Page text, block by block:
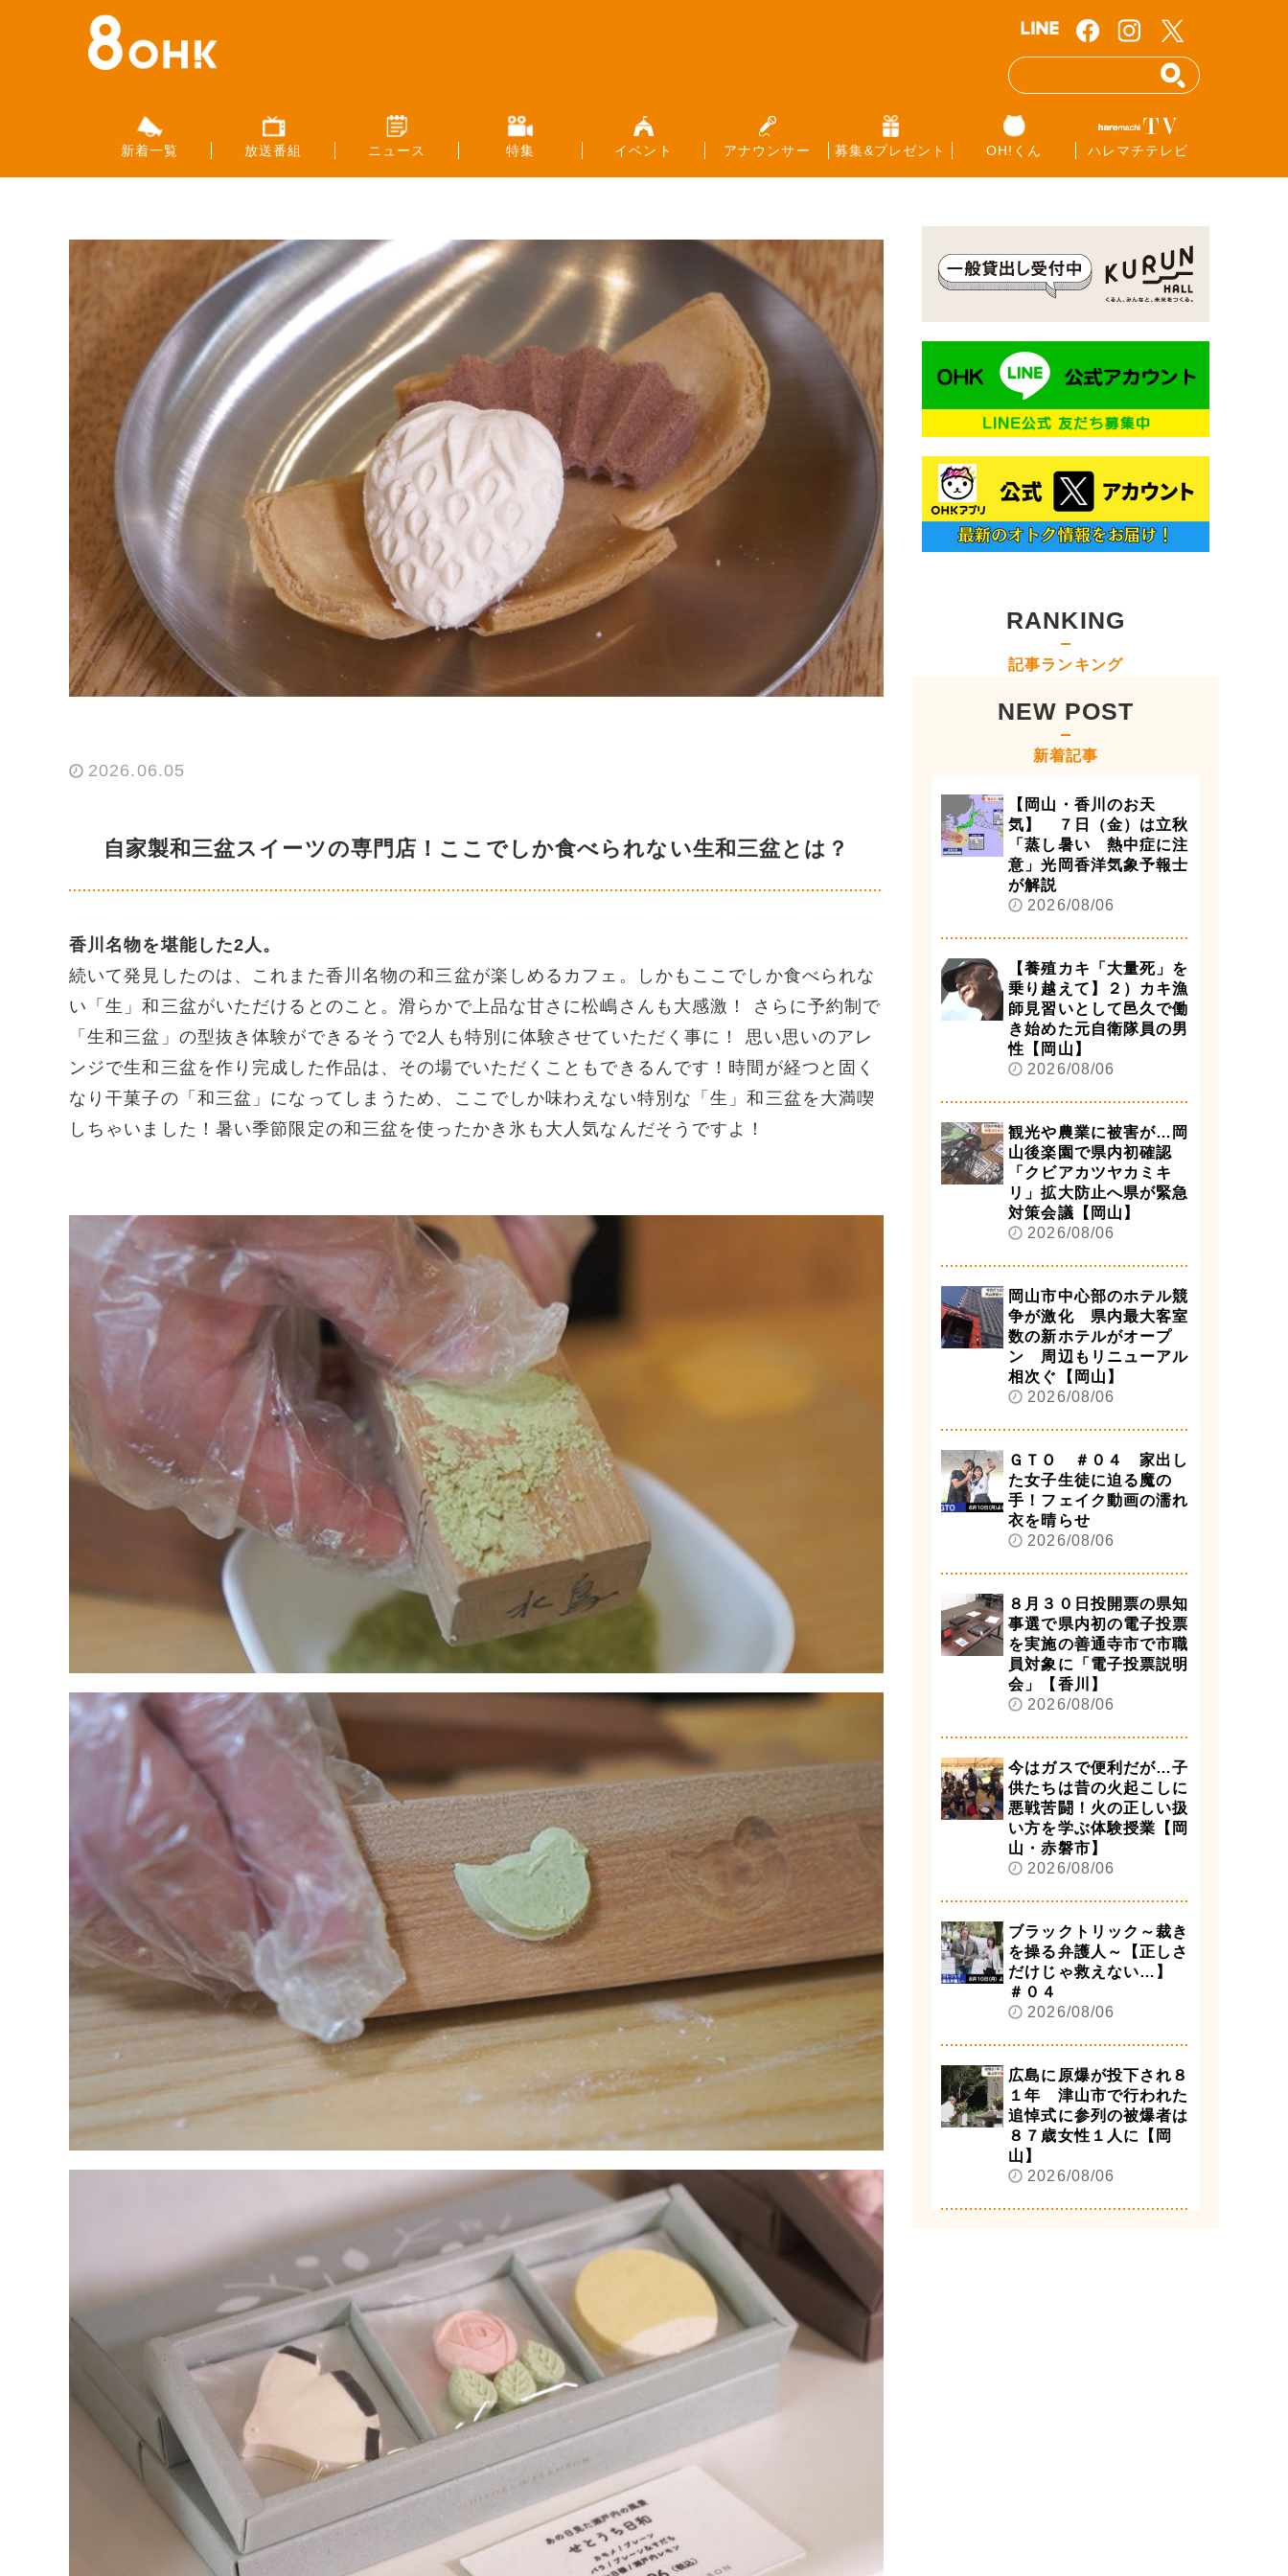
新着一覧 放送番組 ニュース 特集 イベント アナウンサー 募集&プレゼント OH!くん ハレマチテレビ
2026.06.05
自家製和三盆スイーツの専門店！ここでしか食べられない生和三盆とは？
香川名物を堪能した2人。
続いて発見したのは、これまた香川名物の和三盆が楽しめるカフェ。しかもここでしか食べられな
い「生」和三盆がいただけるとのこと。滑らかで上品な甘さに松嶋さんも大感激！ さらに予約制で
「生和三盆」の型抜き体験ができるそうで2人も特別に体験させていただく事に！ 思い思いのアレ
ンジで生和三盆を作り完成した作品は、その場でいただくこともできるんです！時間が経つと固く
なり干菓子の「和三盆」になってしまうため、ここでしか味わえない特別な「生」和三盆を大満喫
しちゃいました！暑い季節限定の和三盆を使ったかき氷も大人気なんだそうですよ！
RANKING
記事ランキング
NEW POST
新着記事
【岡山・香川のお天
気】 ７日（金）は立秋
「蒸し暑い 熱中症に注
意」光岡香洋気象予報士
が解説
2026/08/06
【養殖カキ「大量死」を
乗り越えて】２）カキ漁
師見習いとして邑久で働
き始めた元自衛隊員の男
性【岡山】
2026/08/06
観光や農業に被害が…岡
山後楽園で県内初確認
「クビアカツヤカミキ
リ」拡大防止へ県が緊急
対策会議【岡山】
2026/08/06
岡山市中心部のホテル競
争が激化 県内最大客室
数の新ホテルがオープ
ン 周辺もリニューアル
相次ぐ【岡山】
2026/08/06
ＧＴＯ ＃０４ 家出し
た女子生徒に迫る魔の
手！フェイク動画の濡れ
衣を晴らせ
2026/08/06
８月３０日投開票の県知
事選で県内初の電子投票
を実施の善通寺市で市職
員対象に「電子投票説明
会」【香川】
2026/08/06
今はガスで便利だが…子
供たちは昔の火起こしに
悪戦苦闘！火の正しい扱
い方を学ぶ体験授業【岡
山・赤磐市】
2026/08/06
ブラックトリック～裁き
を操る弁護人～【正しさ
だけじゃ救えない…】
＃０４
2026/08/06
広島に原爆が投下され８
１年 津山市で行われた
追悼式に参列の被爆者は
８７歳女性１人に【岡
山】
2026/08/06